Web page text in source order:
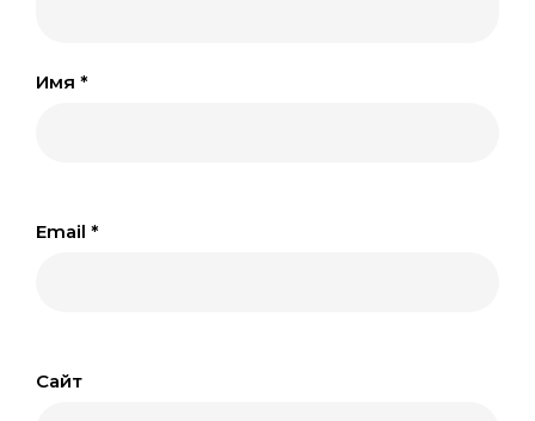
Имя *
Email *
Сайт